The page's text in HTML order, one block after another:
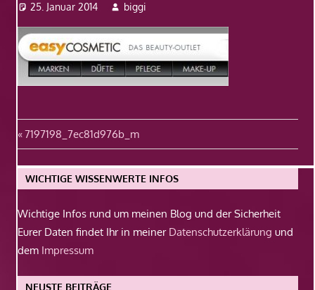
25. Januar 2014 biggi
Beitragsnavigation
Vorheriger
Beitrag:
7197198_7ec81d976b_m
WICHTIGE WISSENWERTE INFOS
Wichtige Infos rund um meinen Blog und der Sicherheit
Eurer Daten findet Ihr in meiner Datenschutzerklärung und
dem Impressum
NEUSTE BEITRÄGE